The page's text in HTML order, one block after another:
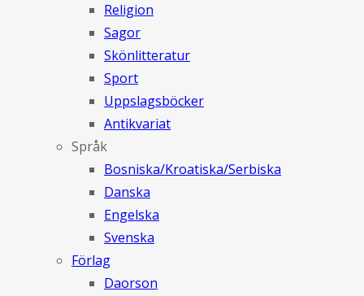
Religion
Sagor
Skönlitteratur
Sport
Uppslagsböcker
Antikvariat
Språk
Bosniska/Kroatiska/Serbiska
Danska
Engelska
Svenska
Förlag
Daorson